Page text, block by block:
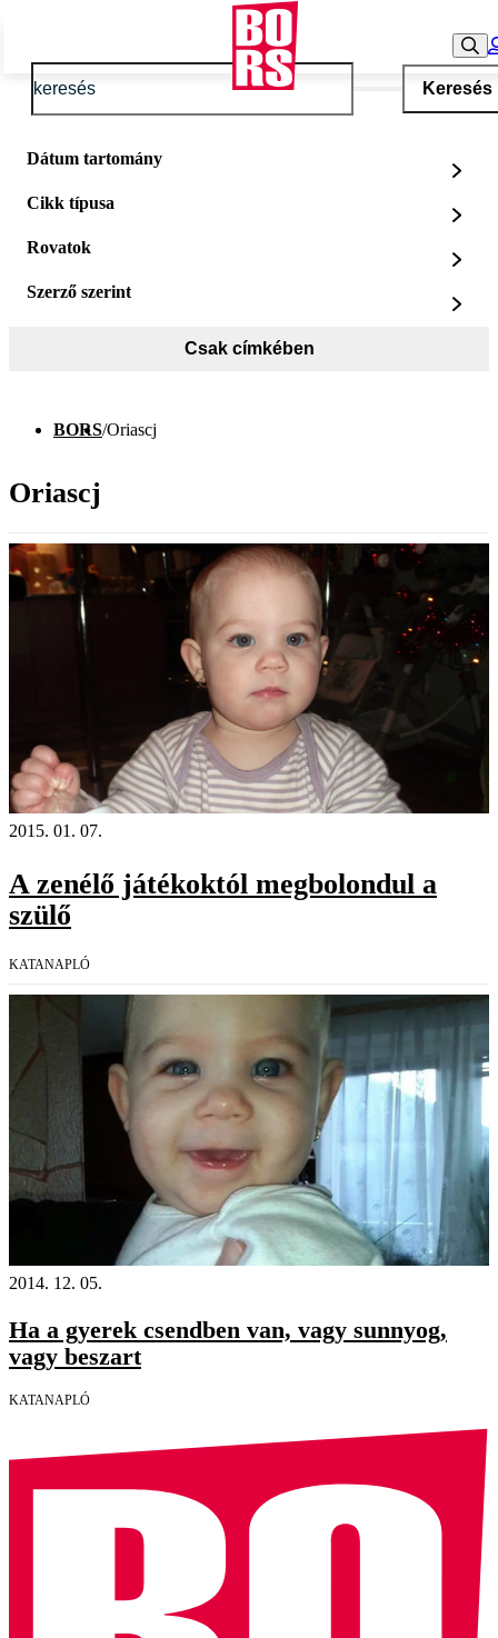
Keresés
Dátum tartomány
Cikk típusa
Rovatok
Szerző szerint
Csak címkében
BORS/Oriascj
Oriascj
2015. 01. 07.
A zenélő játékoktól megbolondul a
szülő
KATANAPLÓ
2014. 12. 05.
Ha a gyerek csendben van, vagy sunnyog,
vagy beszart
KATANAPLÓ